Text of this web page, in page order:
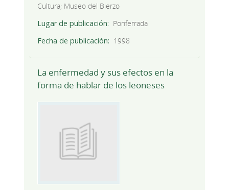
Cultura; Museo del Bierzo
Lugar de publicación
Ponferrada
Fecha de publicación
1998
La enfermedad y sus efectos en la
forma de hablar de los leoneses